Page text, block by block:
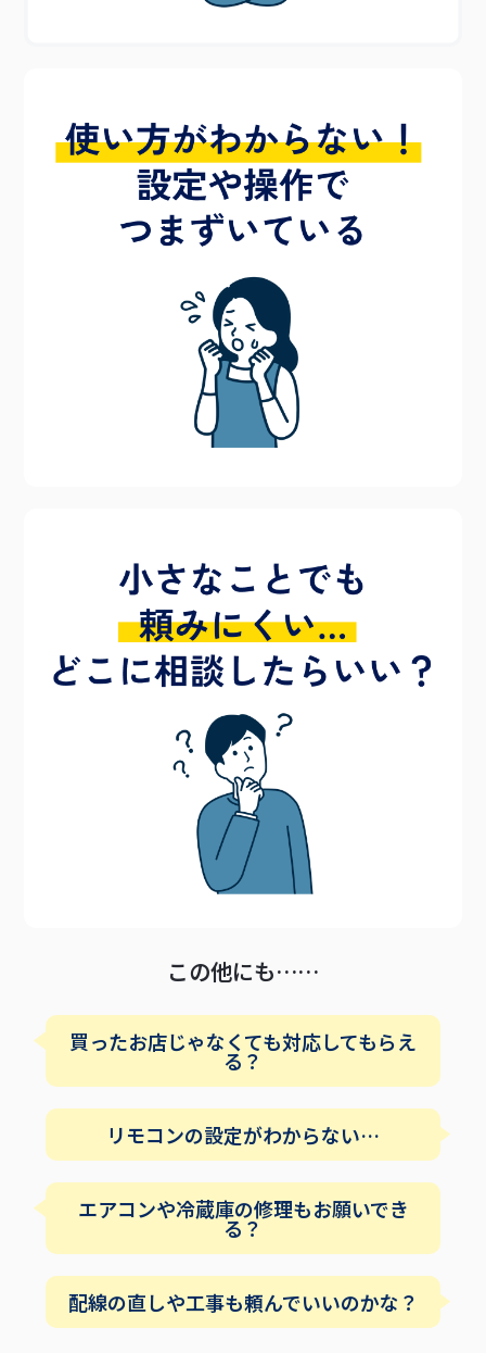
この他にも……
買ったお店じゃなくても対応してもらえ
る？
リモコンの設定がわからない…
エアコンや冷蔵庫の修理もお願いでき
る？
配線の直しや工事も頼んでいいのかな？